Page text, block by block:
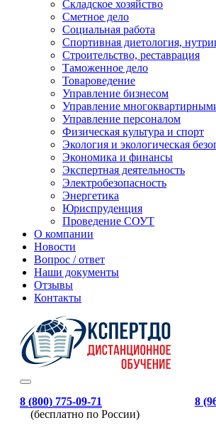
Складское хозяйство
Сметное дело
Социальная работа
Спортивная диетология,
Строительство, реставрация
Таможенное дело
Товароведение
Управление бизнесом
Управление
Управление персоналом
Физическая культура и спорт
Экология и экологическая
Экономика и финансы
Экспертная деятельность
Электробезопасность
Энергетика
Юриспруденция
Проведение СОУТ
О компании
Новости
Вопрос / ответ
Наши документы
Отзывы
Контакты
8 (800) 775-09-71
(бесплатно по России)
8